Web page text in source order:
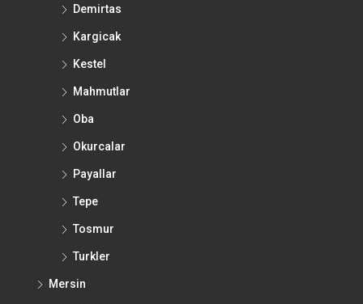
Demirtas
Kargicak
Kestel
Mahmutlar
Oba
Okurcalar
Payallar
Tepe
Tosmur
Turkler
Mersin